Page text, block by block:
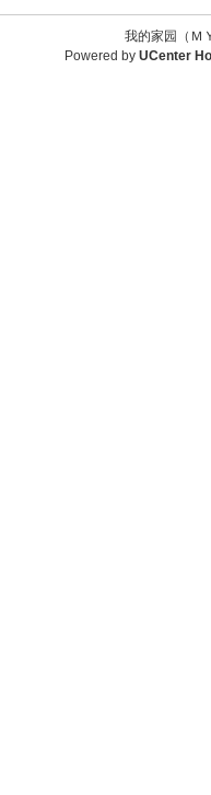
我的家园（
Powered by UCenter